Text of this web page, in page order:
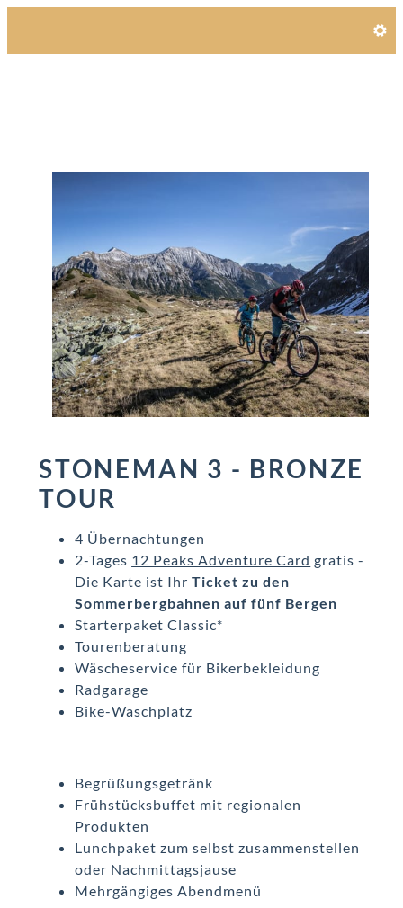
STONEMAN 3 - BRONZE
TOUR
4 Übernachtungen
2-Tages 12 Peaks Adventure Card gratis -
Die Karte ist IhrTicket zu den
Sommerbergbahnen auf fünf Bergen
Starterpaket Classic*
Tourenberatung
Wäscheservice für Bikerbekleidung
Radgarage
Bike-Waschplatz
Begrüßungsgetränk
Frühstücksbuffet mit regionalen
Produkten
Lunchpaket zum selbst zusammenstellen
oder Nachmittagsjause
Mehrgängiges Abendmenü